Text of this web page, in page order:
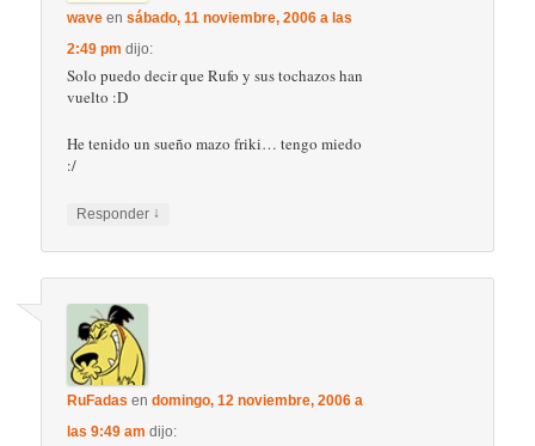
wave ensábado, 11 noviembre, 2006 a las
2:49 pm dijo:
Solo puedo decir que Rufo y sus tochazos han
vuelto :D
He tenido un sueño mazo friki… tengo miedo
:/
Responder ↓
RuFadas endomingo, 12 noviembre, 2006 a
las 9:49 am dijo: